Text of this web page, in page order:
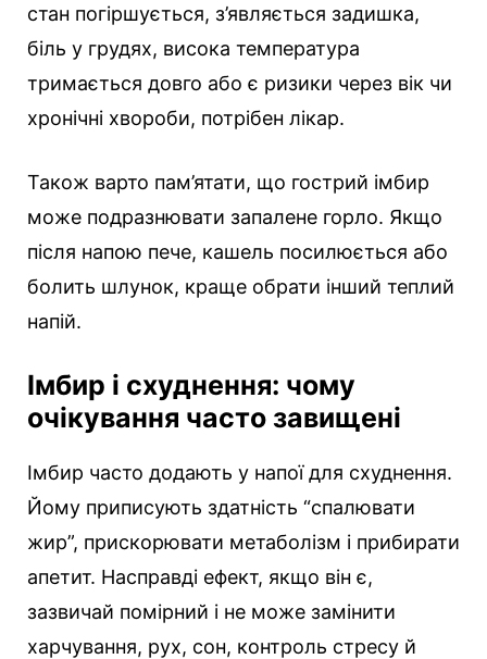
стан погіршується, з’являється задишка,
біль у грудях, висока температура
тримається довго або є ризики через вік чи
хронічні хвороби, потрібен лікар.
Також варто пам’ятати, що гострий імбир
може подразнювати запалене горло. Якщо
після напою пече, кашель посилюється або
болить шлунок, краще обрати інший теплий
напій.
Імбир і схуднення: чому
очікування часто завищені
Імбир часто додають у напої для схуднення.
Йому приписують здатність “спалювати
жир”, прискорювати метаболізм і прибирати
апетит. Насправді ефект, якщо він є,
зазвичай помірний і не може замінити
харчування, рух, сон, контроль стресу й